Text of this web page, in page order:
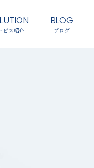
ビス紹介
BLOG
ブログ